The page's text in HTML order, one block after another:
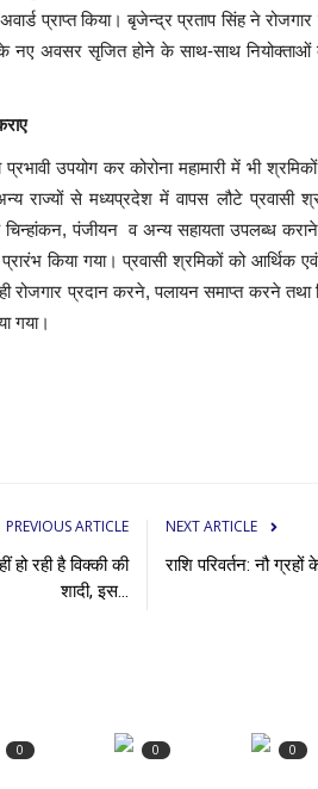
प्राप्त किया। बृजेन्द्र प्रताप सिंह ने रोजगार
के नए अवसर सृजित होने के साथ-साथ
उपयोग कर कोरोना महामारी में भी
राज्यों से मध्यप्रदेश में वापस लौटे प्रवासी
चिन्हांकन, पंजीयन व अन्य सहायता उपलब्ध
प्रारंभ किया गया। प्रवासी श्रमिकों को
प्रदान करने, पलायन समाप्त करने तथा
गया।
PREVIOUS ARTICLE
रही है विक्की की
शादी, इस...
NEXT ARTICLE
राशि परिवर्तन: नौ
0 0 0